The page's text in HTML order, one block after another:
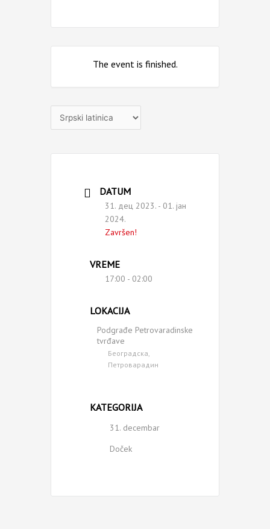
The event is finished.
DATUM
31. дец 2023. - 01. јан
2024.
Završen!
VREME
17:00 - 02:00
LOKACIJA
Podgrađe Petrovaradinske
tvrđave
Београдска,
Петроварадин
KATEGORIJA
31. decembar
Doček